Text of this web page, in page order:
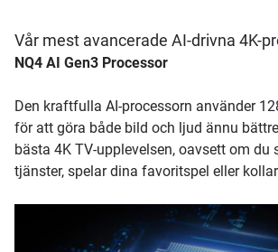
Vår mest avancerade AI-drivna 4K-
NQ4 AI Gen3 Processor
Den kraftfulla AI-processorn använder
för att göra både bild och ljud ännu
bästa 4K TV-upplevelsen, oavsett om du
tjänster, spelar dina favoritspel eller